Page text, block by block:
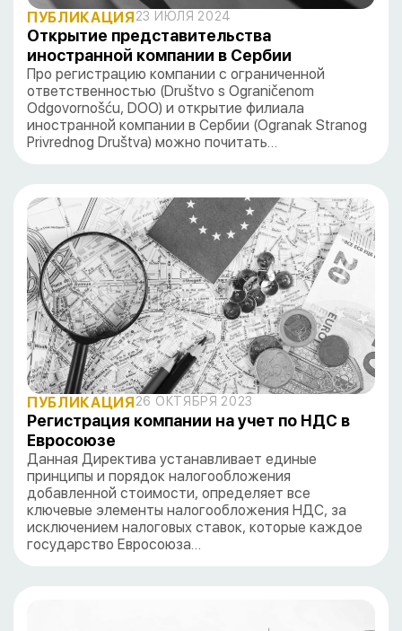
ПУБЛИКАЦИЯ 23 ИЮЛЯ 2024
Открытие представительства
иностранной компании в Сербии
Про регистрацию компании с ограниченной
ответственностью (Društvo s Ograničenom
Odgovornošću, DOO) и открытие филиала
иностранной компании в Сербии (Ogranak Stranog
Privrednog Društva) можно почитать…
ПУБЛИКАЦИЯ 26 ОКТЯБРЯ 2023
Регистрация компании на учет по НДС в
Евросоюзе
Данная Директива устанавливает единые
принципы и порядок налогообложения
добавленной стоимости, определяет все
ключевые элементы налогообложения НДС, за
исключением налоговых ставок, которые каждое
государство Евросоюза…